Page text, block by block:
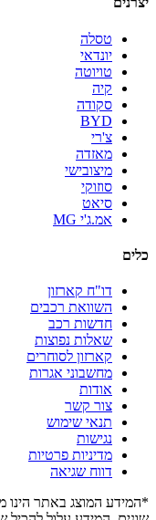
טסלה
יונדאי
טויוטה
קיה
סקודה
BYD
צ'רי
מאזדה
מיצובישי
סוזוקי
סיאט
אמ.ג'י MG
כלים
דו"ח קארזון
השוואת רכבים
חדשות רכב
שאלות נפוצות
קארזון לסוחרים
מחשבוני אגרות
אודות
צור קשר
תנאי שימוש
נגישות
מדיניות פרטיות
דווח שגיאה
*המידע המוצג באתר הינו